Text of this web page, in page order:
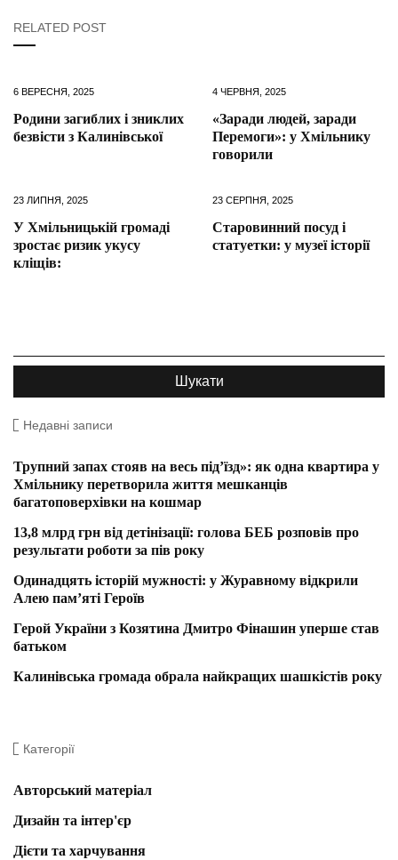
RELATED POST
6 ВЕРЕСНЯ, 2025
Родини загиблих і зниклих
безвісти з Калинівської
4 ЧЕРВНЯ, 2025
«Заради людей, заради
Перемоги»: у Хмільнику
говорили
23 ЛИПНЯ, 2025
У Хмільницькій громаді
зростає ризик укусу
кліщів:
23 СЕРПНЯ, 2025
Старовинний посуд і
статуетки: у музеї історії
Недавні записи
Трупний запах стояв на весь під’їзд»: як одна квартира у
Хмільнику перетворила життя мешканців
багатоповерхівки на кошмар
13,8 млрд грн від детінізації: голова БЕБ розповів про
результати роботи за пів року
Одинадцять історій мужності: у Журавному відкрили
Алею пам’яті Героїв
Герой України з Козятина Дмитро Фінашин уперше став
батьком
Калинівська громада обрала найкращих шашкістів року
Категорії
Авторський матеріал
Дизайн та інтер'єр
Дієти та харчування